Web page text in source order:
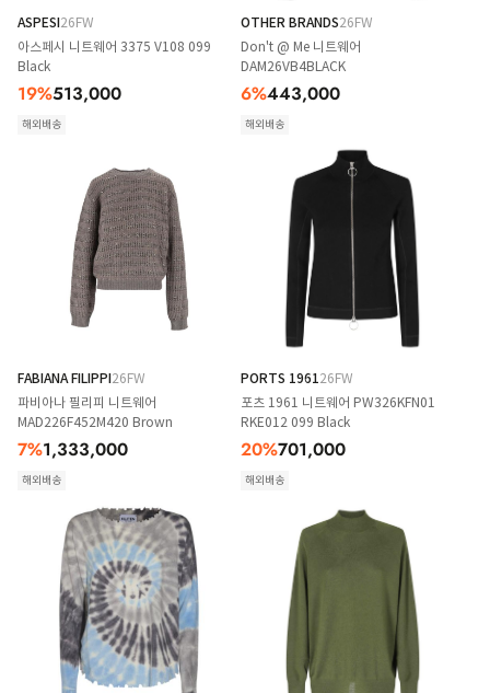
ASPESI26FW
아스페시 니트웨어 3375 V108 099
Black
19%513,000
해외배송
OTHER BRANDS26FW
Don't @ Me 니트웨어
DAM26VB4BLACK
6%443,000
해외배송
FABIANA FILIPPI26FW
파비아나 필리피 니트웨어
MAD226F452M420 Brown
7%1,333,000
해외배송
PORTS 196126FW
포츠 1961 니트웨어 PW326KFN01
RKE012 099 Black
20%701,000
해외배송